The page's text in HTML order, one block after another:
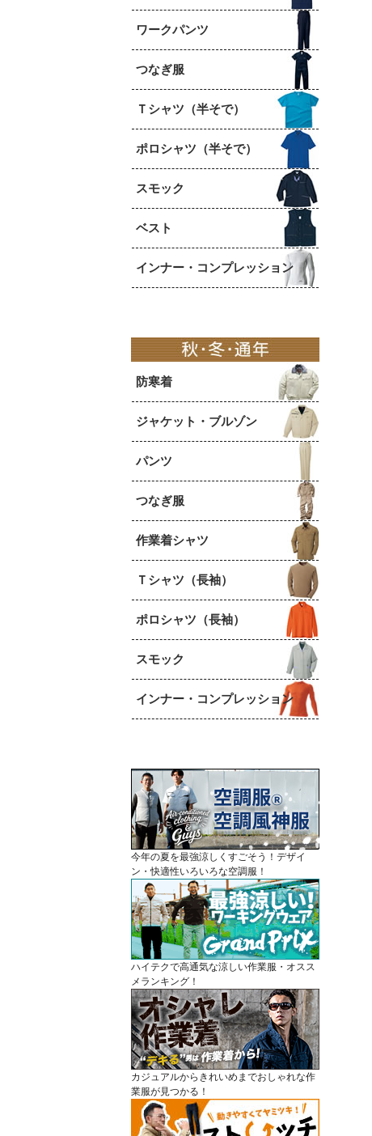
ワークパンツ
つなぎ服
Ｔシャツ（半そで）
ポロシャツ（半そで）
スモック
ベスト
インナー・コンプレッション
防寒着
ジャケット・ブルゾン
パンツ
つなぎ服
作業着シャツ
Ｔシャツ（長袖）
ポロシャツ（長袖）
スモック
インナー・コンプレッション
今年の夏を最強涼しくすごそう！デザイ
ン・快適性いろいろな空調服！
ハイテクで高通気な涼しい作業服・オスス
メランキング！
カジュアルからきれいめまでおしゃれな作
業服が見つかる！